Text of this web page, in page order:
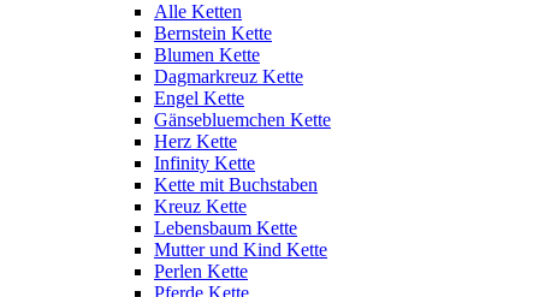
Alle Ketten
Bernstein Kette
Blumen Kette
Dagmarkreuz Kette
Engel Kette
Gänsebluemchen Kette
Herz Kette
Infinity Kette
Kette mit Buchstaben
Kreuz Kette
Lebensbaum Kette
Mutter und Kind Kette
Perlen Kette
Pferde Kette